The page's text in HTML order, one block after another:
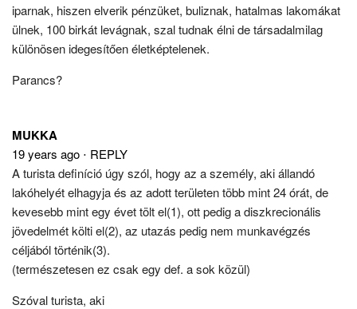
iparnak, hiszen elverik pénzüket, buliznak, hatalmas lakomákat
ülnek, 100 birkát levágnak, szal tudnak élni de társadalmilag
különösen idegesítően életképtelenek.
Parancs?
MUKKA
19 years ago ⋅ REPLY
A turista definíció úgy szól, hogy az a személy, aki állandó
lakóhelyét elhagyja és az adott területen több mint 24 órát, de
kevesebb mint egy évet tölt el(1), ott pedig a diszkrecionális
jövedelmét költi el(2), az utazás pedig nem munkavégzés
céljából történik(3).
(természetesen ez csak egy def. a sok közül)
Szóval turista, aki